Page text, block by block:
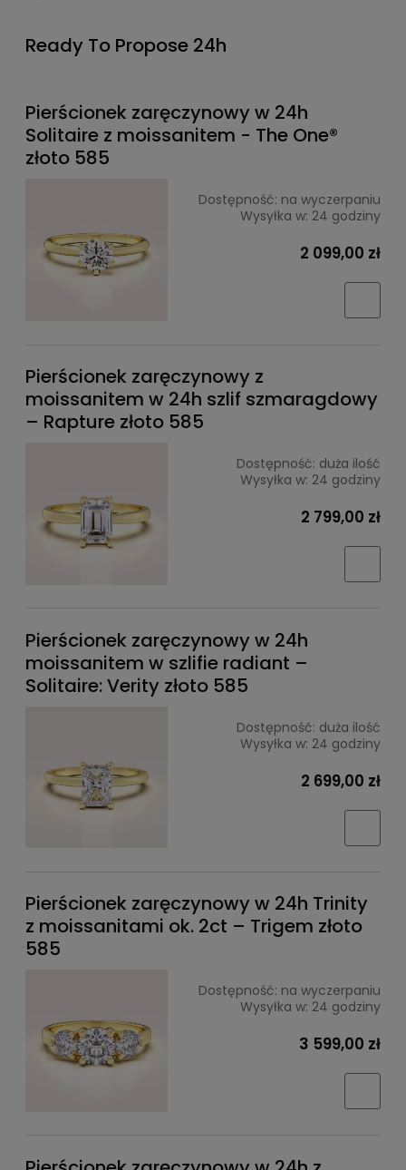
Ready To Propose 24h
Pierścionek zaręczynowy w 24h
Solitaire z moissanitem - The One®
złoto 585
Dostępność: na wyczerpaniu
Wysyłka w: 24 godziny
2 099,00 zł
Pierścionek zaręczynowy z
moissanitem w 24h szlif szmaragdowy
– Rapture złoto 585
Dostępność: duża ilość
Wysyłka w: 24 godziny
2 799,00 zł
Pierścionek zaręczynowy w 24h
moissanitem w szlifie radiant –
Solitaire: Verity złoto 585
Dostępność: duża ilość
Wysyłka w: 24 godziny
2 699,00 zł
Pierścionek zaręczynowy w 24h Trinity
z moissanitami ok. 2ct – Trigem złoto
585
Dostępność: na wyczerpaniu
Wysyłka w: 24 godziny
3 599,00 zł